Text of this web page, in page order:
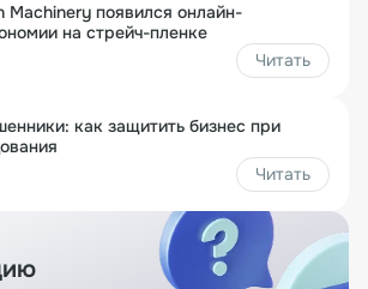
Machinery появился онлайн-
на стрейч-пленке
Читать
как защитить бизнес при
Читать